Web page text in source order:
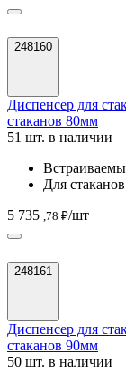
248160
Диспенсер для
стаканов 80мм
51 шт. в наличии
Для стаканов
5 735 ,78 ₽/шт
248161
Диспенсер для
стаканов 90мм
50 шт. в наличии